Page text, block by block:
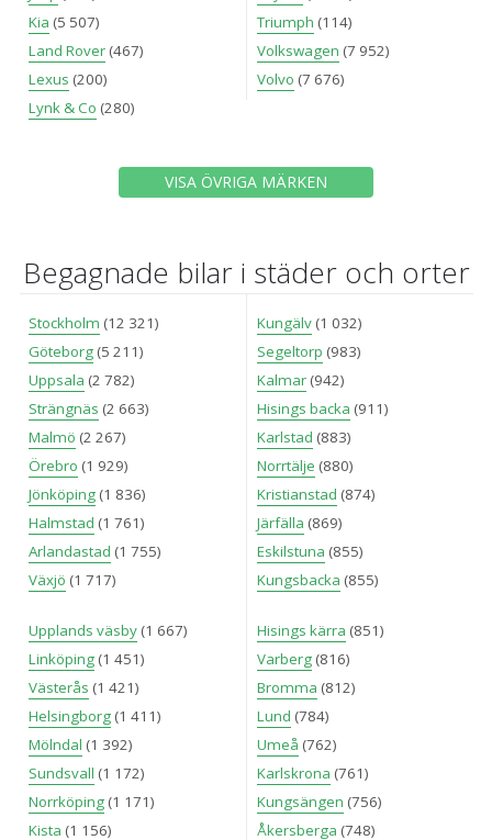
Kia (5 507)
Land Rover (467)
Lexus (200)
Lynk & Co (280)
Triumph (114)
Volkswagen (7 952)
Volvo (7 676)
VISA ÖVRIGA MÄRKEN
Begagnade bilar i städer och orter
Stockholm (12 321)
Göteborg (5 211)
Uppsala (2 782)
Strängnäs (2 663)
Malmö (2 267)
Örebro (1 929)
Jönköping (1 836)
Halmstad (1 761)
Arlandastad (1 755)
Växjö (1 717)
Upplands väsby (1 667)
Linköping (1 451)
Västerås (1 421)
Helsingborg (1 411)
Mölndal (1 392)
Sundsvall (1 172)
Norrköping (1 171)
Kista (1 156)
Kungälv(1 032)
Segeltorp (983)
Kalmar(942)
Hisings backa (911)
Karlstad (883)
Norrtälje (880)
Kristianstad (874)
Järfälla (869)
Eskilstuna (855)
Kungsbacka (855)
Hisings kärra (851)
Varberg(816)
Bromma (812)
Lund (784)
Umeå (762)
Karlskrona (761)
Kungsängen (756)
Åkersberga (748)